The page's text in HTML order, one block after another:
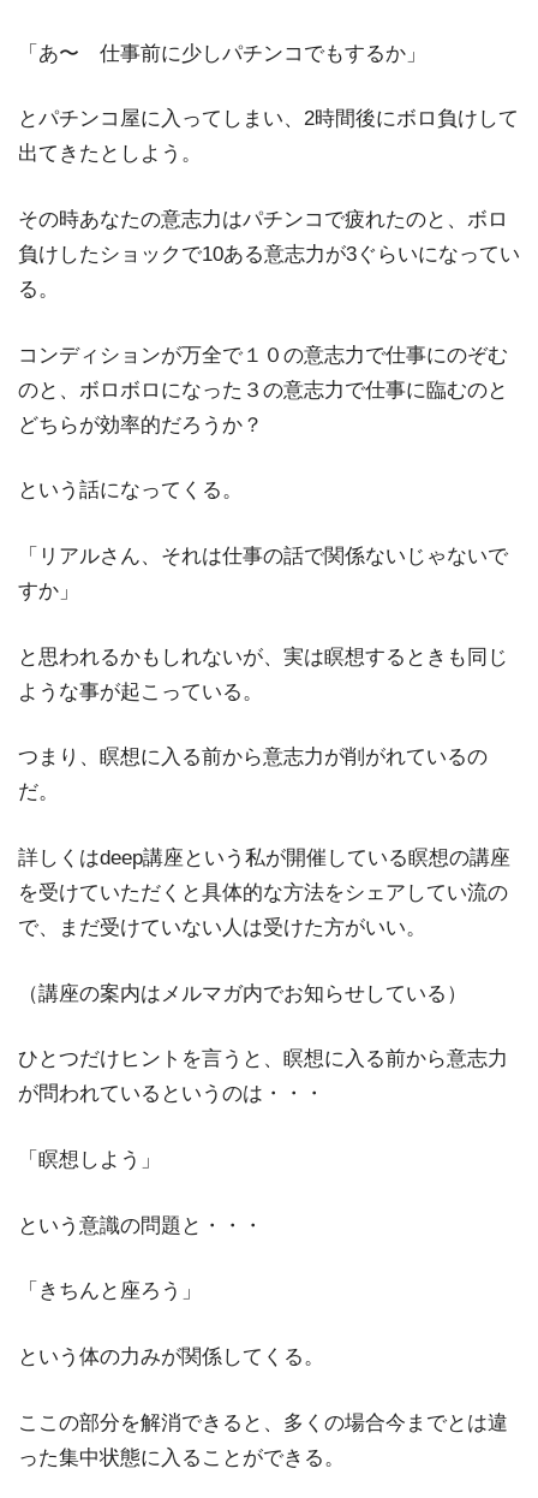
「あ〜 仕事前に少しパチンコでもするか」
とパチンコ屋に入ってしまい、2時間後にボロ負けして
出てきたとしよう。
その時あなたの意志力はパチンコで疲れたのと、ボロ
負けしたショックで10ある意志力が3ぐらいになってい
る。
コンディションが万全で１０の意志力で仕事にのぞむ
のと、ボロボロになった３の意志力で仕事に臨むのと
どちらが効率的だろうか？
という話になってくる。
「リアルさん、それは仕事の話で関係ないじゃないで
すか」
と思われるかもしれないが、実は瞑想するときも同じ
ような事が起こっている。
つまり、瞑想に入る前から意志力が削がれているの
だ。
詳しくはdeep講座という私が開催している瞑想の講座
を受けていただくと具体的な方法をシェアしてい流の
で、まだ受けていない人は受けた方がいい。
（講座の案内はメルマガ内でお知らせしている）
ひとつだけヒントを言うと、瞑想に入る前から意志力
が問われているというのは・・・
「瞑想しよう」
という意識の問題と・・・
「きちんと座ろう」
という体の力みが関係してくる。
ここの部分を解消できると、多くの場合今までとは違
った集中状態に入ることができる。